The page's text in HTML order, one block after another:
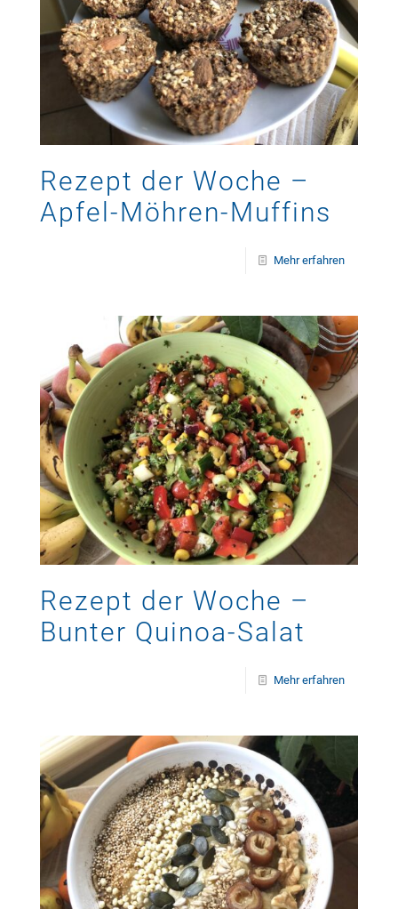
Rezept der Woche –
Apfel-Möhren-Muffins
Mehr erfahren
Rezept der Woche –
Bunter Quinoa-Salat
Mehr erfahren